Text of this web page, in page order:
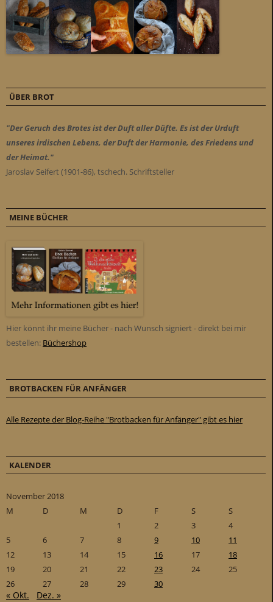
ÜBER BROT
"Der Geruch des Brotes ist der Duft aller Düfte. Es ist der Urduft
unseres irdischen Lebens, der Duft der Harmonie, des Friedens und
der Heimat."
Jaroslav Seifert (1901-86), tschech. Schriftsteller
MEINE BÜCHER
Hier könnt ihr meine Bücher - nach Wunsch signiert - direkt bei mir
bestellen: Büchershop
BROTBACKEN FÜR ANFÄNGER
Alle Rezepte der Blog-Reihe "Brotbacken für Anfänger" gibt es hier
KALENDER
November 2018
M
D M D F S
S
1
2 3
4
5
6 7 8 9 10
11
12
13 14 15 16 17
18
19
20 21 22 23 24
25
26
27 28 29 30
« Okt. Dez. »